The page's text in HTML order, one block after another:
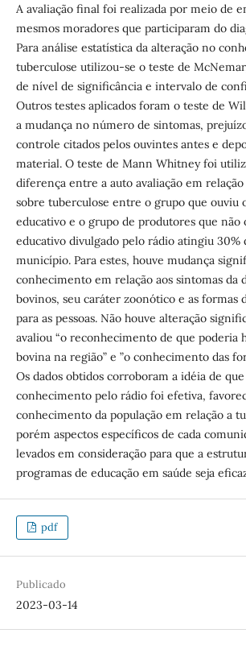
A avaliação final foi realizada por meio de
mesmos moradores que participaram do
Para análise estatística da alteração no
tuberculose utilizou-se o teste de
de nível de significância e intervalo de
Outros testes aplicados foram o teste de
a mudança no número de sintomas,
controle citados pelos ouvintes antes e
material. O teste de Mann Whitney foi
diferença entre a auto avaliação em
sobre tuberculose entre o grupo que ouviu
educativo e o grupo de produtores que não
educativo divulgado pelo rádio atingiu 30%
município. Para estes, houve mudança
conhecimento em relação aos sintomas da
bovinos, seu caráter zoonótico e as formas
para as pessoas. Não houve alteração
avaliou “o reconhecimento de que poderia
bovina na região” e ”o conhecimento das
Os dados obtidos corroboram a idéia de
conhecimento pelo rádio foi efetiva,
conhecimento da população em relação a
porém aspectos específicos de cada
levados em consideração para que a
programas de educação em saúde seja
pdf
Publicado
2023-03-14